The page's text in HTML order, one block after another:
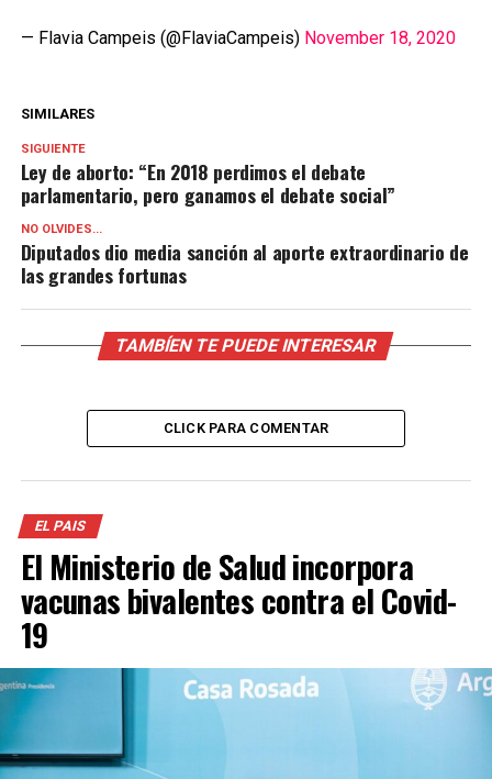
— Flavia Campeis (@FlaviaCampeis) November 18, 2020
SIMILARES
SIGUIENTE
Ley de aborto: “En 2018 perdimos el debate
parlamentario, pero ganamos el debate social”
NO OLVIDES...
Diputados dio media sanción al aporte extraordinario de
las grandes fortunas
TAMBÍEN TE PUEDE INTERESAR
CLICK PARA COMENTAR
EL PAIS
El Ministerio de Salud incorpora
vacunas bivalentes contra el Covid-
19